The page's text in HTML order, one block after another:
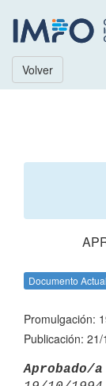
Volver
Documento
Promulgación:
Publicación:
Aprobado/